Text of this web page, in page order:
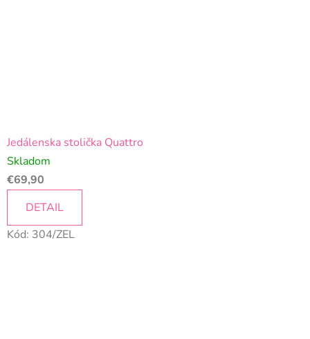
Jedálenska stolička Quattro
Skladom
€69,90
DETAIL
Kód: 304/ZEL